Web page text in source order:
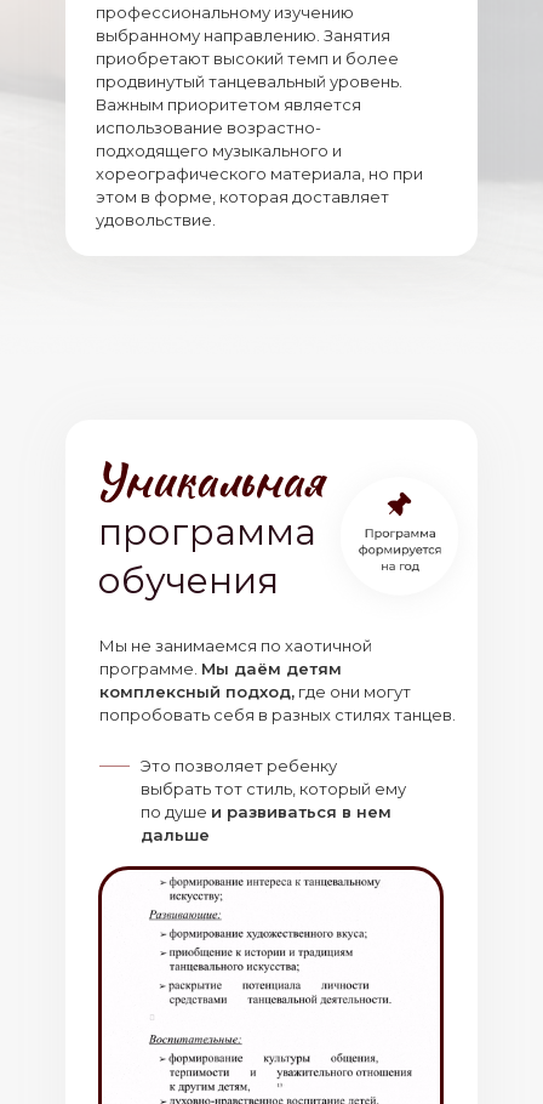
профессиональному изучению
выбранному направлению. Занятия
приобретают высокий темп и более
продвинутый танцевальный уровень.
Важным приоритетом является
использование возрастно-
подходящего музыкального и
хореографического материала, но при
этом в форме, которая доставляет
удовольствие.
Мы не занимаемся по хаотичной
программе. Мы даём детям
комплексный подход, где они могут
попробовать себя в разных стилях танцев.
Это позволяет ребенку
выбрать тот стиль, который ему
по душе и развиваться в нем
дальше
программа
обучения